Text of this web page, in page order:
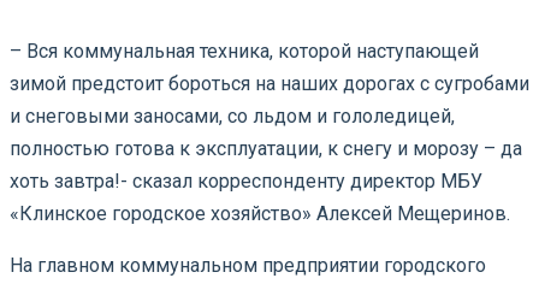
– Вся коммунальная техника, которой наступающей
зимой предстоит бороться на наших дорогах с сугробами
и снеговыми заносами, со льдом и гололедицей,
полностью готова к эксплуатации, к снегу и морозу – да
хоть завтра!- сказал корреспонденту директор МБУ
«Клинское городское хозяйство» Алексей Мещеринов.
На главном коммунальном предприятии городского